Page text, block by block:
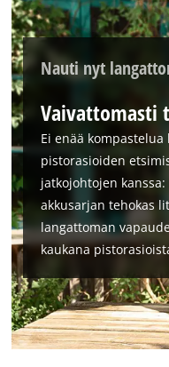
Nauti nyt
Vaivattomasti
Ei enää
pistorasioiden
jatkojohtojen
akkusarjan tehokas
langattoman
kaukana